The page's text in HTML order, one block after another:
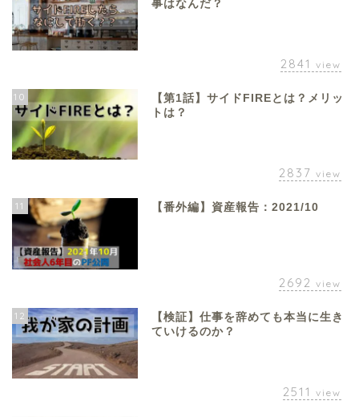
事はなんだ？
2841 view
10
【第1話】サイドFIREとは？メリッ
トは？
2837 view
11 【番外編】資産報告：2021/10
2692 view
12
【検証】仕事を辞めても本当に生き
ていけるのか？
2511 view